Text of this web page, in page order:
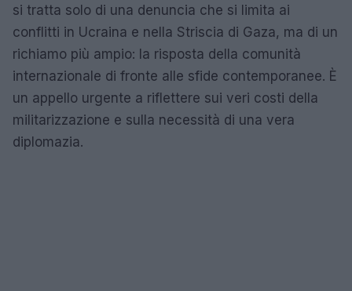
si tratta solo di una denuncia che si limita ai
conflitti in Ucraina e nella Striscia di Gaza, ma di un
richiamo più ampio: la risposta della comunità
internazionale di fronte alle sfide contemporanee. È
un appello urgente a riflettere sui veri costi della
militarizzazione e sulla necessità di una vera
diplomazia.